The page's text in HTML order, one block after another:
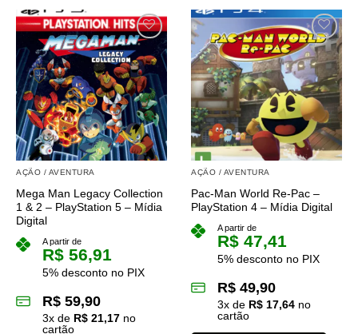
produto
tem
várias
variantes.
As
opções
podem
ser
escolhidas
do
produto
tem
várias
variantes.
As
opções
podem
ser
escolhidas
na
página
produto
AÇÃO / AVENTURA
Mega Man Legacy Collection
1 & 2 – PlayStation 5 – Mídia
Digital
A partir de
R$ 56,91
5% desconto no PIX
R$ 59,90
3x de R$ 21,17 no
cartão
AÇÃO / AVENTURA
Pac-Man World Re-Pac –
PlayStation 4 – Mídia Digital
A partir de
R$ 47,41
5% desconto no PIX
R$ 49,90
3x de R$ 17,64 no
cartão